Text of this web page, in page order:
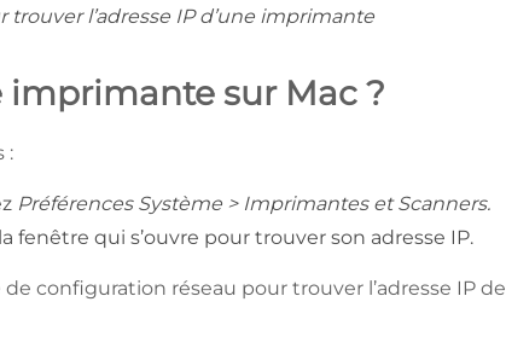
l’adresse IP d’une imprimante
imprimante sur Mac ?
:
Préférences Système > Imprimantes et Scanners.
qui s’ouvre pour trouver son adresse IP.
configuration réseau pour trouver l’adresse IP de